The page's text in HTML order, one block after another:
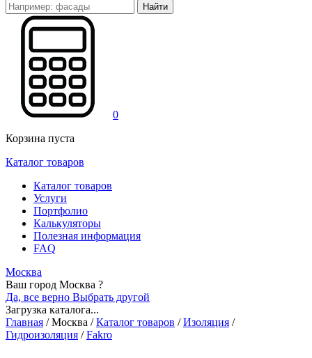
Найти
0
Корзина пуста
Каталог товаров
Каталог товаров
Услуги
Портфолио
Калькуляторы
Полезная информация
FAQ
Москва
Ваш город Москва ?
Да, все верно Выбрать другой
Загрузка каталога...
Главная /Москва / Каталог товаров / Изоляция /
Гидроизоляция / Fakro